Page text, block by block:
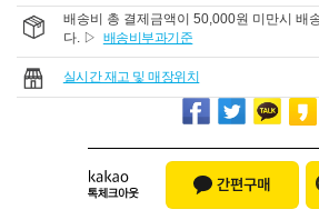
배송비 총 결제금액이 50,000원 미만시 배
다. ▷ 배송비부과기준
실시간 재고 및 매장위치